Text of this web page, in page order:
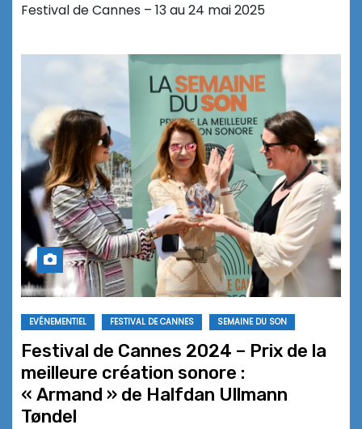
Festival de Cannes – 13 au 24 mai 2025
EVÉNEMENTIEL FESTIVAL DE CANNES SEMAINE DU SON
Festival de Cannes 2024 – Prix de la
meilleure création sonore :
« Armand » de Halfdan Ullmann
Tøndel